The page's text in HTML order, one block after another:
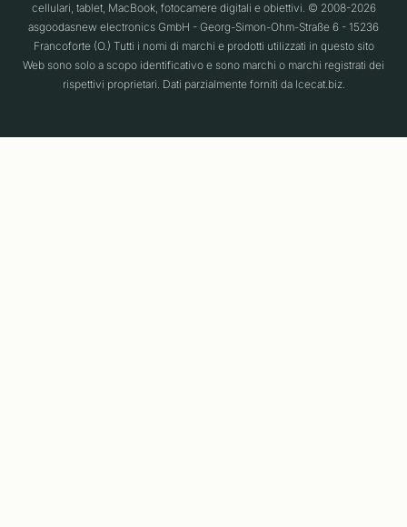
cellulari, tablet, MacBook, fotocamere digitali e obiettivi. © 2008-2026
asgoodasnew electronics GmbH - Georg-Simon-Ohm-Straße 6 - 15236
Francoforte (O.) Tutti i nomi di marchi e prodotti utilizzati in questo sito
Web sono solo a scopo identificativo e sono marchi o marchi registrati dei
rispettivi proprietari. Dati parzialmente forniti da Icecat.biz.